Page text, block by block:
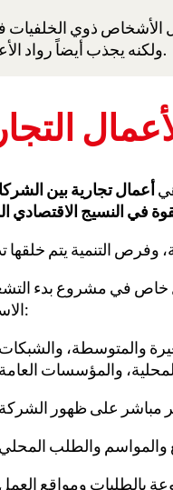
الأشخاص ذوي الخلفيات
ولكنه يجذب أيضاً رواد الأعمال الذين يبحثون عن تغيير مهني عملي ومجزٍ وهادف.
أعمال تجارية بين
خاص في مشروع بدء
الاستحواذ:
والمتوسطة، والشبكات